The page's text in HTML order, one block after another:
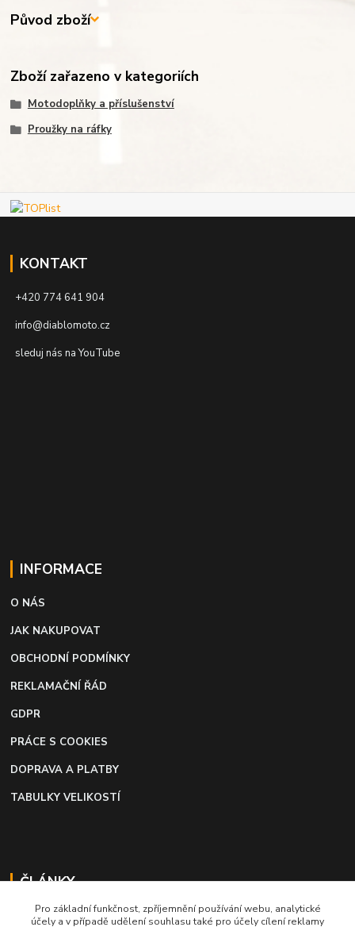
Původ zboží
Zboží zařazeno v kategoriích
Motodoplňky a příslušenství
Proužky na ráfky
KONTAKT
+420 774 641 904
info@diablomoto.cz
sleduj nás na YouTube
INFORMACE
O NÁS
JAK NAKUPOVAT
OBCHODNÍ PODMÍNKY
REKLAMAČNÍ ŘÁD
GDPR
PRÁCE S COOKIES
DOPRAVA A PLATBY
TABULKY VELIKOSTÍ
ČLÁNKY
Profi lepidlo na boty a kůži
Pro základní funkčnost, zpříjemnění používání webu, analytické
účely a v případě udělení souhlasu také pro účely cílení reklamy